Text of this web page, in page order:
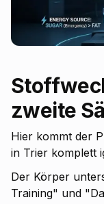
zweite
Hier kommt der
in Trier komplett
Der Körper
Training" und